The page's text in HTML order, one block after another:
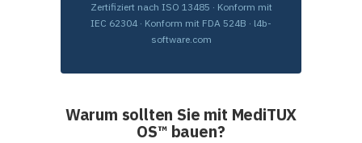
Zertifiziert nach ISO 13485 · Konform mit
IEC 62304 · Konform mit FDA 524B · l4b-
software.com
Warum sollten Sie mit MediTUX
OS™bauen?